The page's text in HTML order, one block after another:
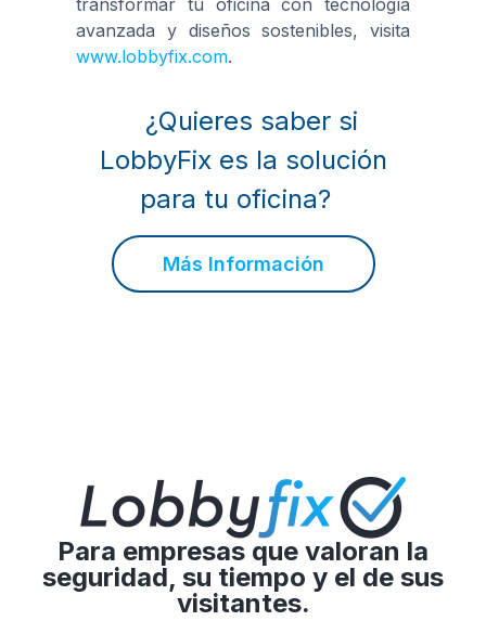
transformar tu oficina con tecnología
avanzada y diseños sostenibles, visita
www.lobbyfix.com.
¿Quieres saber si
LobbyFix es la solución
para tu oficina?
Más Información
Para empresas que valoran la
seguridad, su tiempo y el de sus
visitantes.